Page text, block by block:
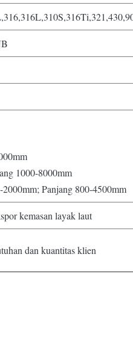
1000-8000mm
Panjang 800-4500mm
kemasan layak laut
dan kuantitas klien